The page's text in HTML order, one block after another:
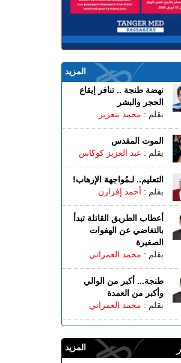
المزيد
نهضة طنجة .. تنافر إيقاع
الحجر والبشر
بقلم : محمد بنعزيز
الموت المقدس
بقلم : عبد العزيز كوكاس
التعليم.. لـمُواجهة الإرهاب!
بقلم : أحمد إفزارن
أعطاب الطريق القاتلة تبدأ
بالتغاضي عن الهفوات
الصغيرة
بقلم : محمد العمراني
طنجة... أكبر من الوالي
وأكبر من العمدة
بقلم : محمد العمراني
المزيد